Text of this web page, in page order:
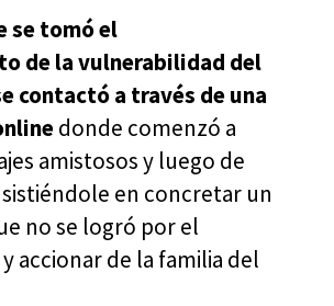
se tomó el
de la vulnerabilidad del
contactó a través de una
donde comenzó a
amistosos y luego de
en concretar un
no se logró por el
accionar de la familia del